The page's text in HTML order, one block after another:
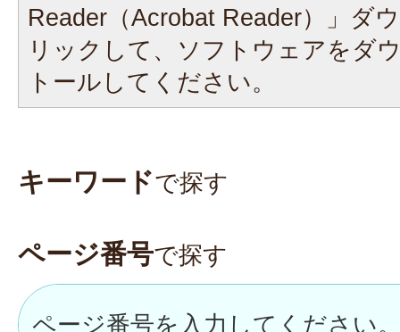
Reader（Acrobat Reader）」ダ
リックして、ソフトウェアをダ
トールしてください。
キーワードで探す
ページ番号で探す